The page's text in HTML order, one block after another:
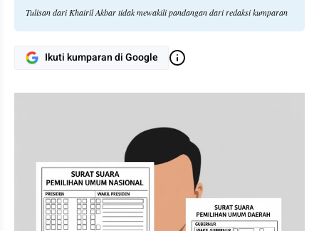
Tulisan dari Khairil Akbar tidak mewakili pandangan dari redaksi kumparan
Ikuti kumparan di Google